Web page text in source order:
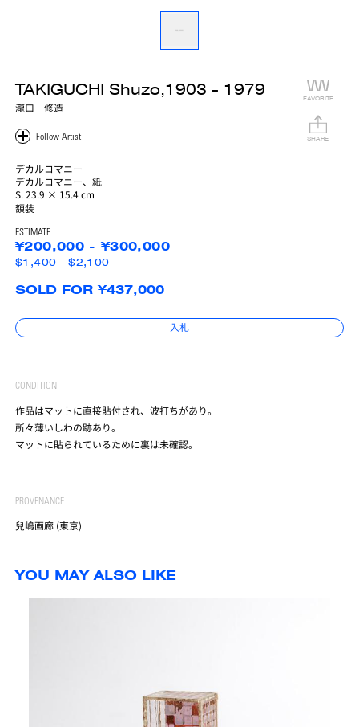
TAKIGUCHI Shuzo,1903 - 1979
瀧口 修造
デカルコマニー
デカルコマニー、紙
S. 23.9 × 15.4 cm
額装
FAVORITE
SHARE
ESTIMATE :
¥200,000 - ¥300,000
$1,400 - $2,100
SOLD FOR ¥437,000
入札
CONDITION
作品はマットに直接貼付され、波打ちがあり。
所々薄いしわの跡あり。
マットに貼られているために裏は未確認。
PROVENANCE
兒嶋画廊 (東京)
YOU MAY ALSO LIKE